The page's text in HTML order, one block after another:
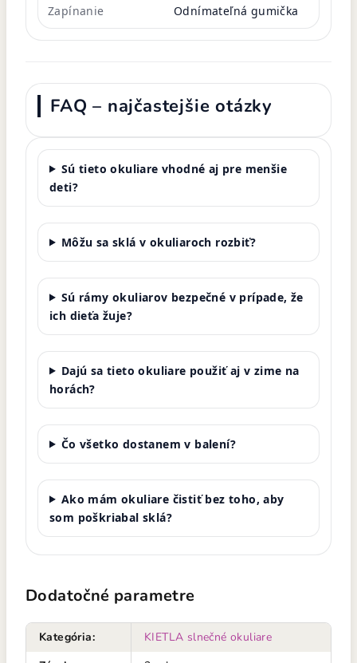
Zapínanie Odnímateľná gumička
FAQ – najčastejšie otázky
Sú tieto okuliare vhodné aj pre menšie
deti?
Môžu sa sklá v okuliaroch rozbiť?
Sú rámy okuliarov bezpečné v prípade, že
ich dieťa žuje?
Dajú sa tieto okuliare použiť aj v zime na
horách?
Čo všetko dostanem v balení?
Ako mám okuliare čistiť bez toho, aby
som poškriabal sklá?
Dodatočné parametre
Kategória:
KIETLA slnečné okuliare